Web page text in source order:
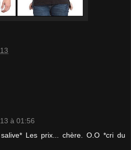
à 01:56
Les prix... chère. O.O *cri du